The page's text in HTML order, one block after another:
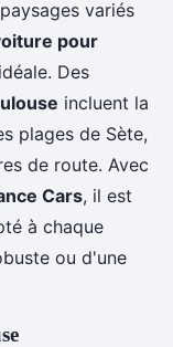
variés
pour
Des
incluent la
plages de Sète,
de route. Avec
Cars, il est
à chaque
ou d'une